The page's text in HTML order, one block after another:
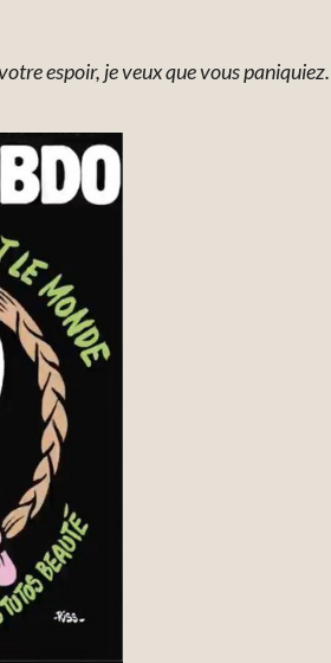
espoir, je veux que vous paniquiez.